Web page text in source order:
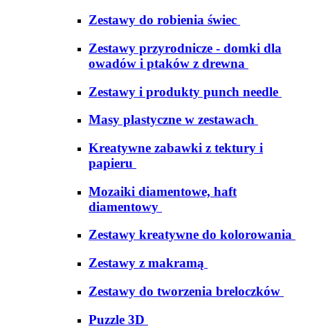
Zestawy do robienia świec
Zestawy przyrodnicze - domki dla
owadów i ptaków z drewna
Zestawy i produkty punch needle
Masy plastyczne w zestawach
Kreatywne zabawki z tektury i
papieru
Mozaiki diamentowe, haft
diamentowy
Zestawy kreatywne do kolorowania
Zestawy z makramą
Zestawy do tworzenia breloczków
Puzzle 3D